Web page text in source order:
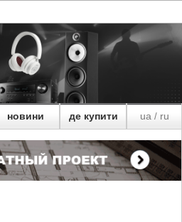
новини де купити ua/ ru